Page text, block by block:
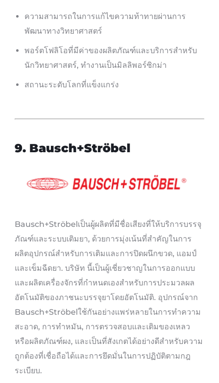
ความสามารถในการแก้ไขความท้าทายผ่านการ
พัฒนาทางวิทยาศาสตร์
พอร์ตโฟลิโอที่มีค่าของผลิตภัณฑ์และบริการสำหรับ
นักวิทยาศาสตร์, ทำงานเป็นมิลลิพอร์ซิกม่า
สถานะระดับโลกที่แข็งแกร่ง
9. Bausch+Ströbel
Bausch+Ströbelเป็นผู้ผลิตที่มีชื่อเสียงที่ให้บริการบรรจุ
ภัณฑ์และระบบเติมยา, ด้วยการมุ่งเน้นที่สำคัญในการ
ผลิตอุปกรณ์สำหรับการเติมและการปิดผนึกขวด, แอมป์
และเข็มฉีดยา. บริษัท นี้เป็นผู้เชี่ยวชาญในการออกแบบ
และผลิตเครื่องจักรที่กำหนดเองสำหรับการประมวลผล
อัตโนมัติของภาชนะบรรจุยาโดยอัตโนมัติ. อุปกรณ์จาก
Bausch+Ströbelใช้กันอย่างแพร่หลายในการทำความ
สะอาด, การทำหมัน, การตรวจสอบและเติมของเหลว
หรือผลิตภัณฑ์ผง, และเป็นที่สังเกตได้อย่างดีสำหรับความ
ถูกต้องที่เชื่อถือได้และการยึดมั่นในการปฏิบัติตามกฎ
ระเบียบ.